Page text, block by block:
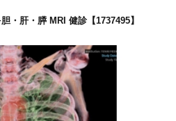
・肝・膵 MRI 健診【1737495】